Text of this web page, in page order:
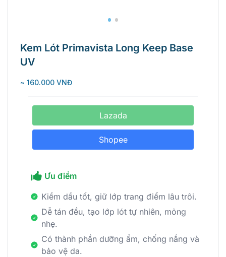
Kem Lót Primavista Long Keep Base
UV
~ 160.000 VNĐ
Lazada
Shopee
Ưu điểm
Kiềm dầu tốt, giữ lớp trang điểm lâu trôi.
Dễ tán đều, tạo lớp lót tự nhiên, mỏng
nhẹ.
Có thành phần dưỡng ẩm, chống nắng và
bảo vệ da.